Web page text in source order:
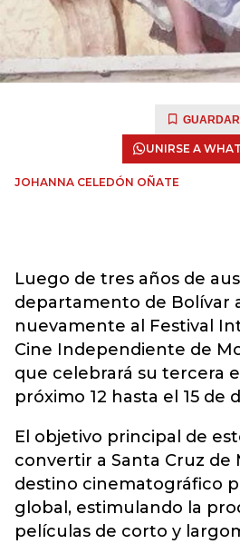
GUARDAR
UNIRSE A
JOHANNA CELEDÓN OÑATE
Luego de tres años de
departamento de Bolívar
nuevamente al Festival
Cine Independiente de
que celebrará su tercera
próximo 12 hasta el 15 de
El objetivo principal de
convertir a Santa Cruz de
destino cinematográfico
global, estimulando la
películas de corto y